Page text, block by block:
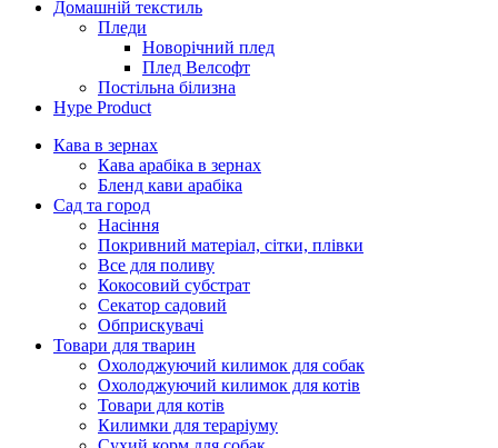
Домашній текстиль
Пледи
Новорічний плед
Плед Велсофт
Постільна білизна
Hype Product
Кава в зернах
Кава арабіка в зернах
Бленд кави арабіка
Сад та город
Насіння
Покривний матеріал, сітки, плівки
Все для поливу
Кокосовий субстрат
Секатор садовий
Обприскувачі
Товари для тварин
Охолоджуючий килимок для собак
Охолоджуючий килимок для котів
Товари для котів
Килимки для тераріуму